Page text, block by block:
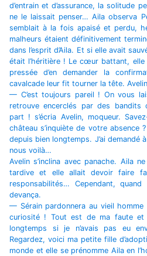
d’entrain et d’assurance, la solitude
ne le laissait penser… Aila observa
semblait à la fois apaisé et perdu,
malheurs étaient définitivement
dans l’esprit d’Aila. Et si elle avait
était l’héritière ! Le cœur battant,
pressée d’en demander la
cavalcade leur fit tourner la tête.
— C’est toujours pareil ! On vous
retrouve encerclés par des bandits
part ! s’écria Avelin, moqueur.
château s’inquiète de votre absence
depuis bien longtemps. J’ai demandé
nous voilà…
Avelin s’inclina avec panache. Aila
tardive et elle allait devoir faire
responsabilités… Cependant,
devança.
— Sérain pardonnera au vieil
curiosité ! Tout est de ma faute et
longtemps si je n’avais pas eu
Regardez, voici ma petite fille
monde et elle se prénomme Aila en